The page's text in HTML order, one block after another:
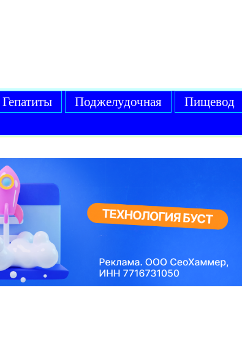
Гепатиты Поджелудочная Пищевод